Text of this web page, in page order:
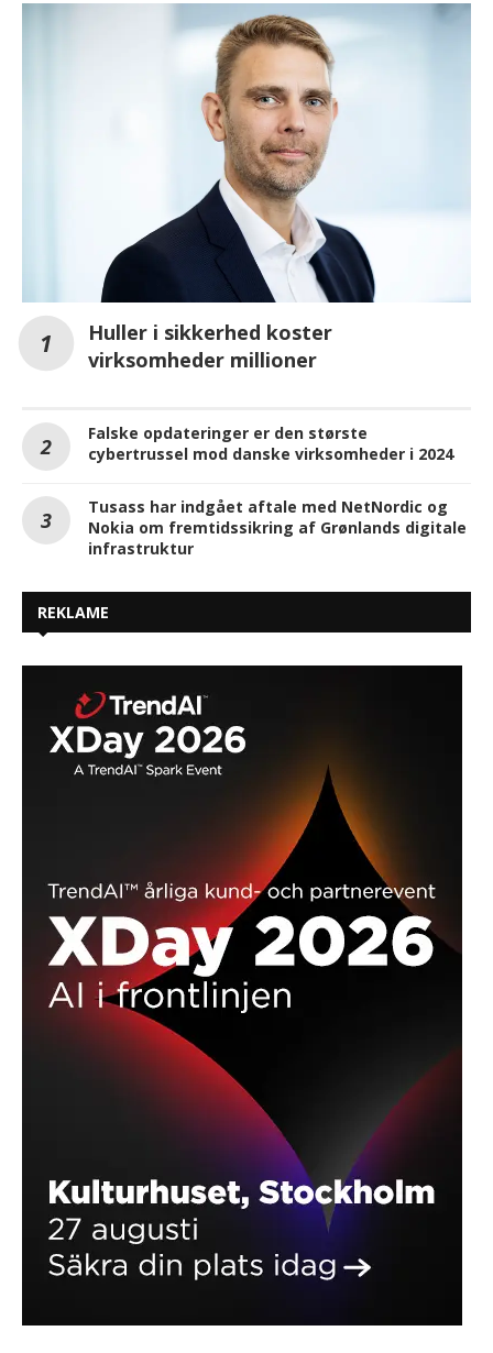
Huller i sikkerhed koster
virksomheder millioner
Falske opdateringer er den største
cybertrussel mod danske virksomheder i 2024
Tusass har indgået aftale med NetNordic og
Nokia om fremtidssikring af Grønlands digitale
infrastruktur
REKLAME